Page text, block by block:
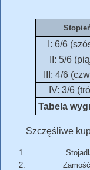
I: 6/6
II: 5/6
III: 4/6
IV: 3/6
Tabela
Szczęśliwe